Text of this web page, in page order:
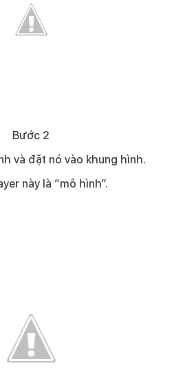
Bước 2​
và đặt nó vào khung hình.
này là “mô hình”.​